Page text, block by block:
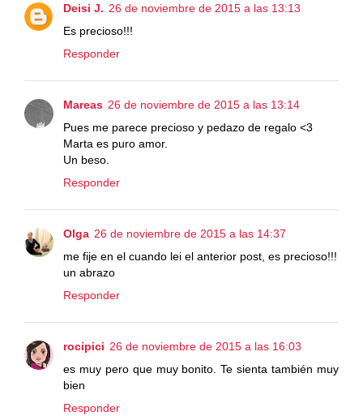
Deisi J. 26 de noviembre de 2015 a las 13:13
Es precioso!!!
Responder
Mareas 26 de noviembre de 2015 a las 13:14
Pues me parece precioso y pedazo de regalo <3
Marta es puro amor.
Un beso.
Responder
Olga 26 de noviembre de 2015 a las 14:37
me fije en el cuando lei el anterior post, es precioso!!!
un abrazo
Responder
rocipici 26 de noviembre de 2015 a las 16:03
es muy pero que muy bonito. Te sienta también muy
bien
Responder